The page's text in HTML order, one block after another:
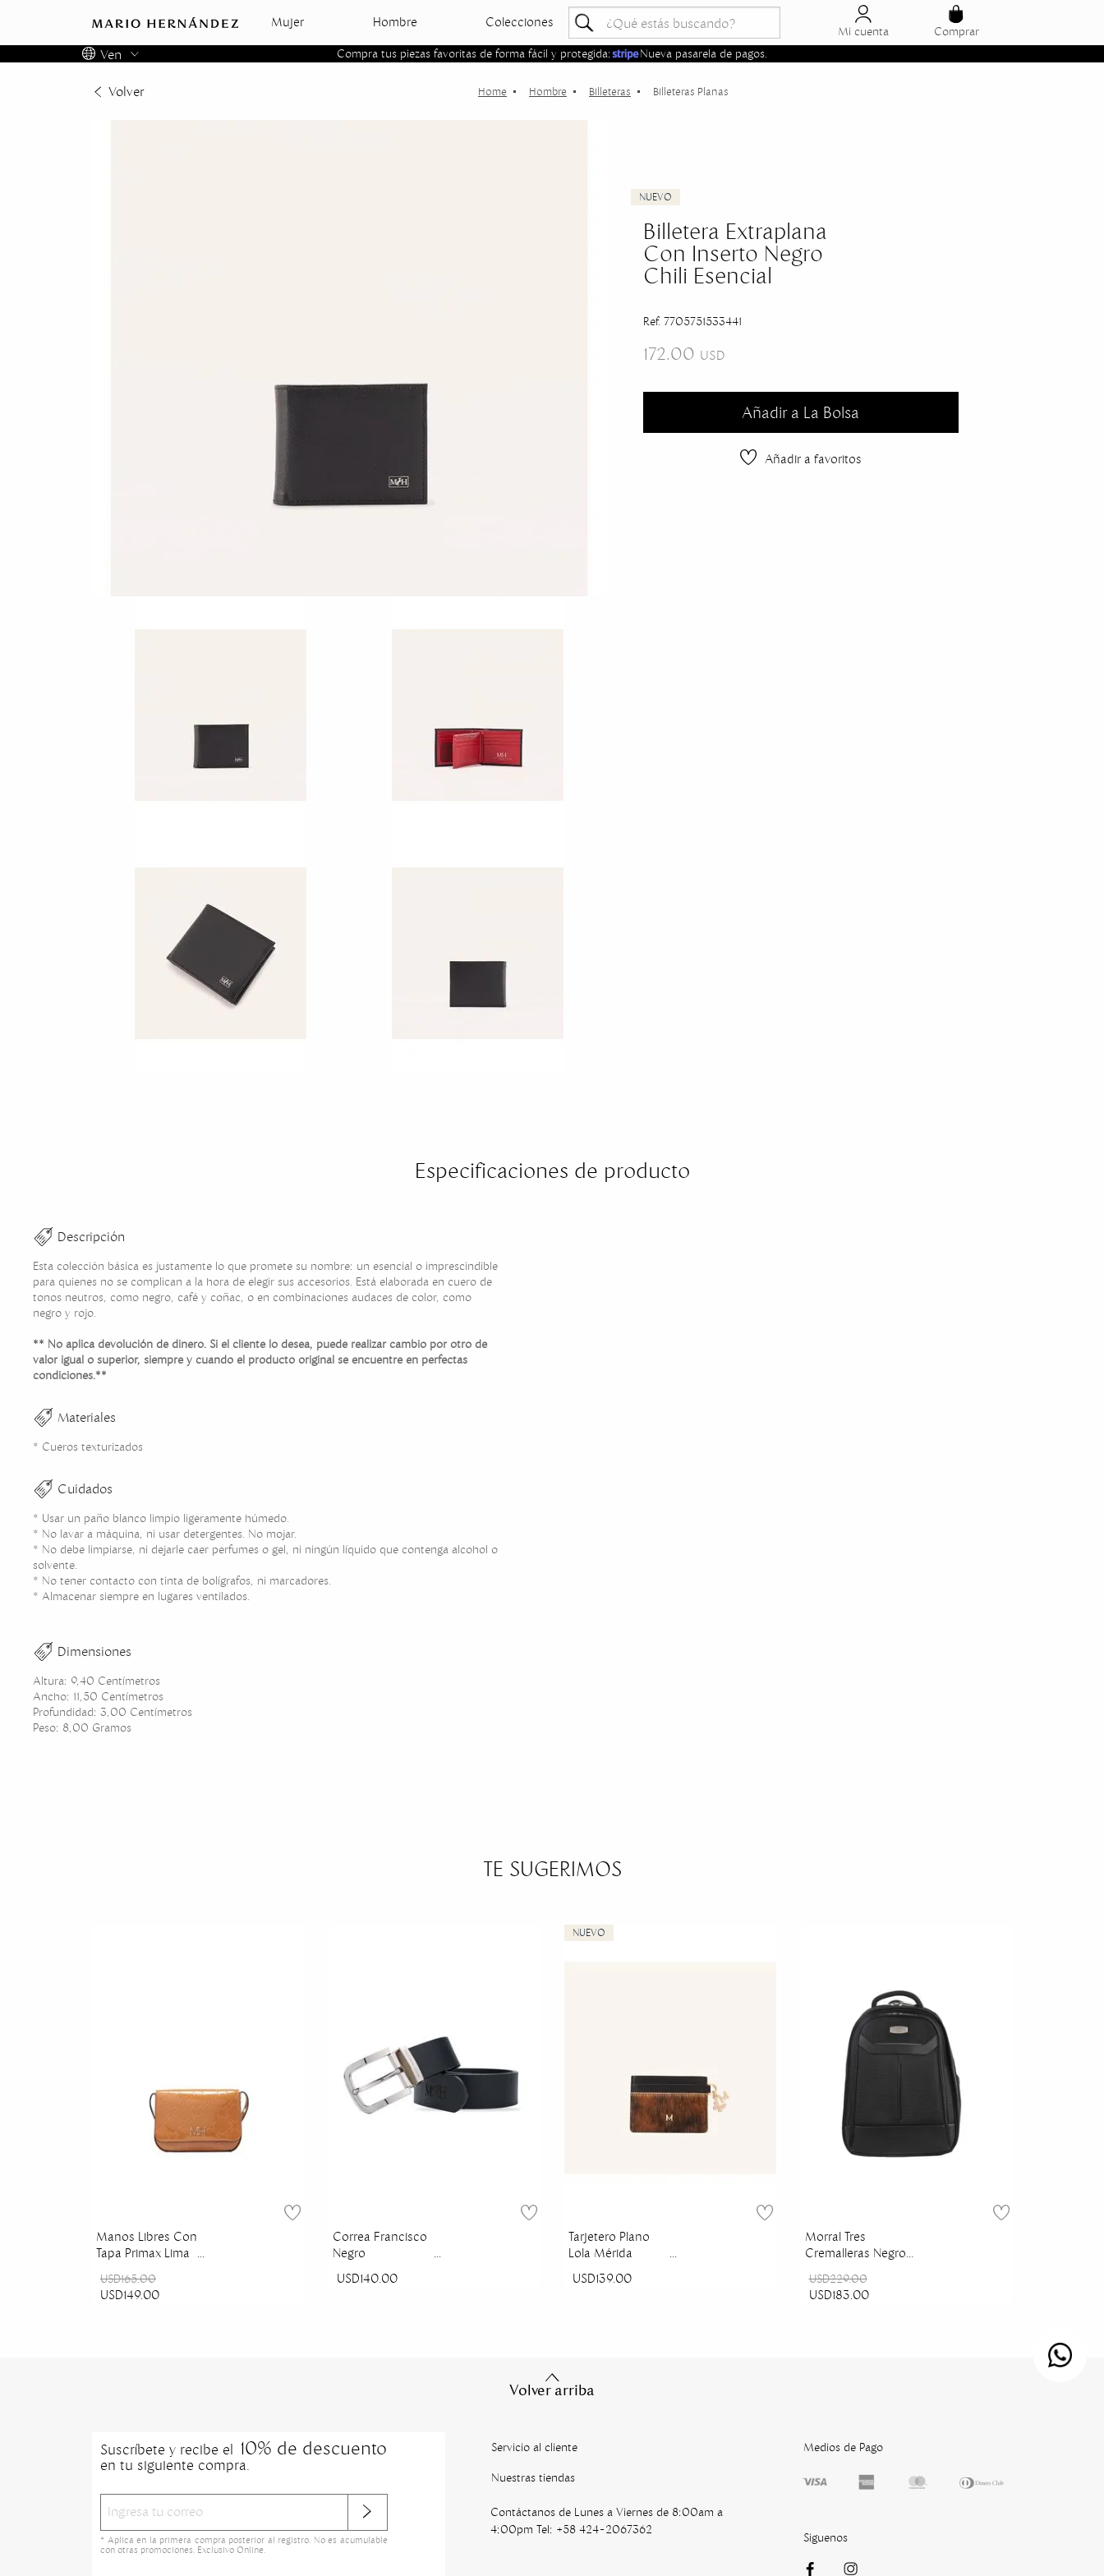
Mujer Hombre Colecciones
Mi cuenta Comprar
Ven
Colombia
Compra tus piezas favoritas de forma fácil y protegida: Nueva pasarela de pagos.
Volver Hombre Billeteras Billeteras Planas
Billetera Extraplana
Con Inserto Negro
Chili Esencial
Ref. 7705751533441
172.00 USD
Añadir a La Bolsa
Añadir a favoritos
Especificaciones de producto
Descripción
Esta colección básica es justamente lo que promete su nombre: un esencial o imprescindible
para quienes no se complican a la hora de elegir sus accesorios. Está elaborada en cuero de
tonos neutros, como negro, café y coñac, o en combinaciones audaces de color, como
negro y rojo.
** No aplica devolución de dinero. Si el cliente lo desea, puede realizar cambio por otro de
valor igual o superior, siempre y cuando el producto original se encuentre en perfectas
condiciones.**
Materiales
* Cueros texturizados
Cuidados
* Usar un paño blanco limpio ligeramente húmedo.
* No lavar a máquina, ni usar detergentes. No mojar.
* No debe limpiarse, ni dejarle caer perfumes o gel, ni ningún líquido que contenga alcohol o
solvente.
* No tener contacto con tinta de bolígrafos, ni marcadores.
* Almacenar siempre en lugares ventilados.
Dimensiones
Altura: 9,40 Centímetros
Ancho: 11,50 Centímetros
Profundidad: 3,00 Centímetros
Peso: 8,00 Gramos
TE SUGERIMOS
Manos Libres Con
Tapa Primax Lima
USD165.00
USD149.00
Correa Francisco
Negro
USD140.00
Tarjetero Plano
Lola Mérida
USD139.00
Morral Tres
Cremalleras Negro
USD229.00
USD183.00
Volver arriba
Suscríbete y recibe el 10% de descuento
en tu siguiente compra.
* Aplica en la primera compra posterior al registro. No es acumulable
con otras promociones. Exclusivo Online.
Servicio al cliente
Nuestras tiendas
Contáctanos de Lunes a Viernes de 8:00am a
4:00pm Tel: +58 424-2067362
Medios de Pago
Siguenos